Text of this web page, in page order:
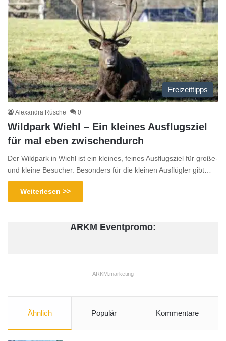
Freizeittipps
Alexandra Rüsche 0
Wildpark Wiehl – Ein kleines Ausflugsziel
für mal eben zwischendurch
Der Wildpark in Wiehl ist ein kleines, feines Ausflugsziel für große-
und kleine Besucher. Besonders für die kleinen Ausflügler gibt…
Weiterlesen >>
ARKM Eventpromo:
ARKM.marketing
Ähnlich Populär Kommentare